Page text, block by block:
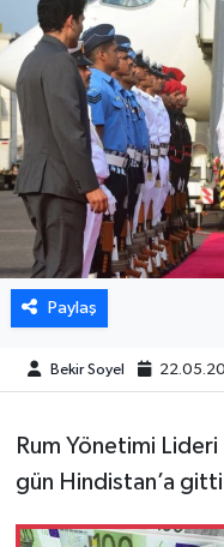
Paylaş
Bekir Soyel
Rum Yönetimi
gün Hindistan’a